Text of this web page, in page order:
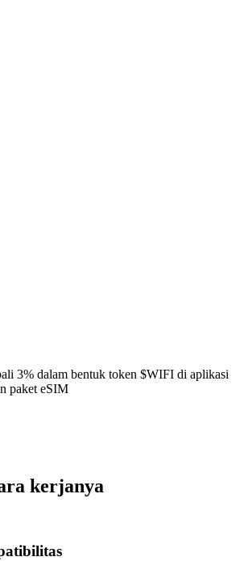
3% dalam bentuk token $WIFI di aplikasi
paket eSIM
kerjanya